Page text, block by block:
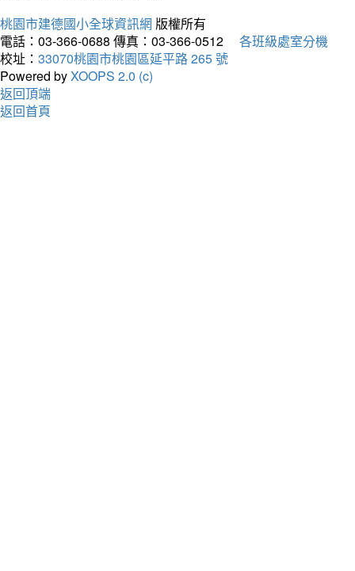
桃園市建德國小全球資訊網 版權所有
電話：03-366-0688 傳真：03-366-0512
各班級處室分機
校址： 33070桃園市桃園區延平路 265 號
Powered byXOOPS 2.0 (c)
返回頂端
返回首頁